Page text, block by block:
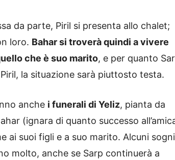
da parte, Piril si presenta allo chalet;
loro. Bahar si troverà quindi a vivere
che è suo marito, e per quanto
la situazione sarà piuttosto testa.
anche i funerali di Yeliz, pianta da
(ignara di quanto successo
ai suoi figli e a suo marito. Alcuni sogni
molto, anche se Sarp continuerà a